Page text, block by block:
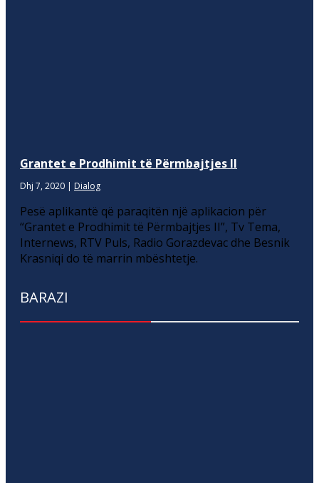
Grantet e Prodhimit të Përmbajtjes II
Dhj 7, 2020 | Dialog
Pesë aplikantë që paraqitën një aplikacion për
“Grantet e Prodhimit të Përmbajtjes II”, Tv Tema,
Internews, RTV Puls, Radio Gorazdevac dhe Besnik
Krasniqi do të marrin mbështetje.
BARAZI